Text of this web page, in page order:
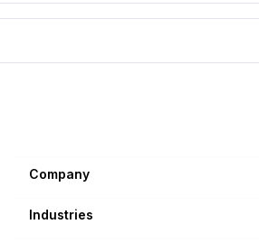
Company
Industries